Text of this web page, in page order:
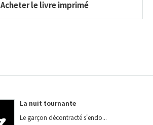
Acheter le livre imprimé
La nuit tournante
Le garçon décontracté s'endo...